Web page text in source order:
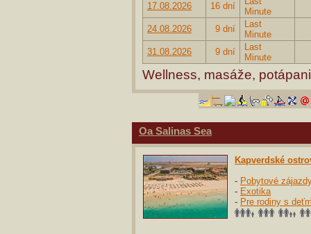
17.08.2026
16 dní
Minute
24.08.2026
9 dní
Last
Minute
31.08.2026
9 dní
Last
Minute
Wellness, masáže,
Oa Salinas Sea
Kapverdské
- Pobytové
- Exotika
- Pre rodiny s